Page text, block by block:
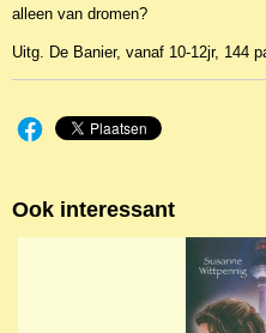
alleen van dromen?
Uitg. De Banier, vanaf 10-12jr, 144
Ook interessant